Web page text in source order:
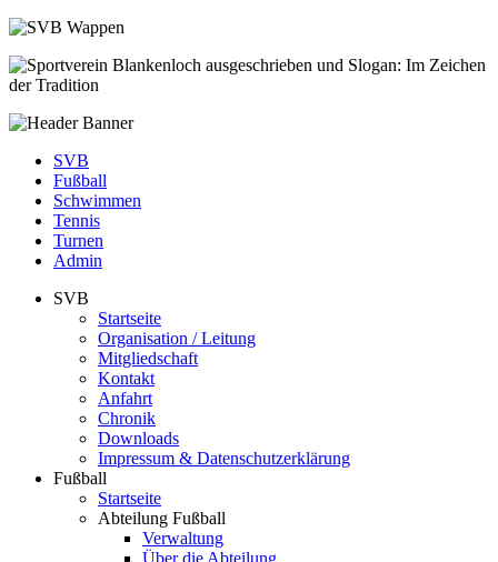
SVB
Fußball
Schwimmen
Tennis
Turnen
Admin
SVB
Startseite
Organisation / Leitung
Mitgliedschaft
Kontakt
Anfahrt
Chronik
Downloads
Impressum & Datenschutzerklärung
Fußball
Startseite
Abteilung Fußball
Verwaltung
Über die Abteilung